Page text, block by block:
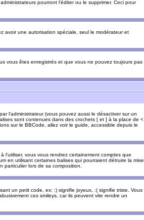
pourront l'éditer ou le supprimer. Ceci pour
avoir une autorisation spéciale, seul le modérateur et
vous êtes enregistrés et que vous ne pouvez toujours pas
l'administrateur (vous pouvez aussi le désactiver sur un
sont contenues dans des crochets [ et ] à la place de <
sur le BBCode, allez voir le guide, accessible depuis le
l'utiliser, vous vous rendrez certainement comptes que
en utilisant certaines balises qui pourraient détruire la mise
lors de sa composition.
un petit code, ex: :) signifie joyeux, :( signifie triste. Vous
ces smileys, car ils peuvent vite rendre un